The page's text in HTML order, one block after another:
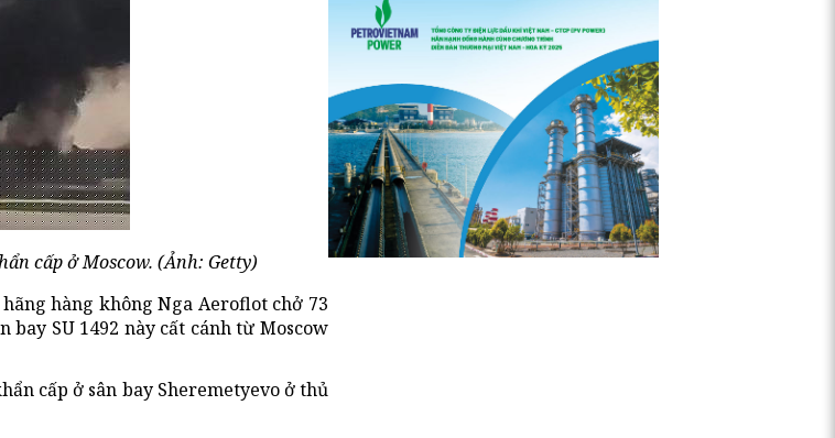
cấp ở Moscow. (Ảnh: Getty)
hàng không Nga Aeroflot chở 73
SU 1492 này cất cánh từ Moscow
cấp ở sân bay Sheremetyevo ở thủ